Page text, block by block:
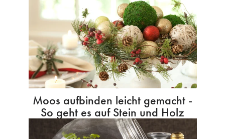
Moos aufbinden leicht gemacht -
So geht es auf Stein und Holz